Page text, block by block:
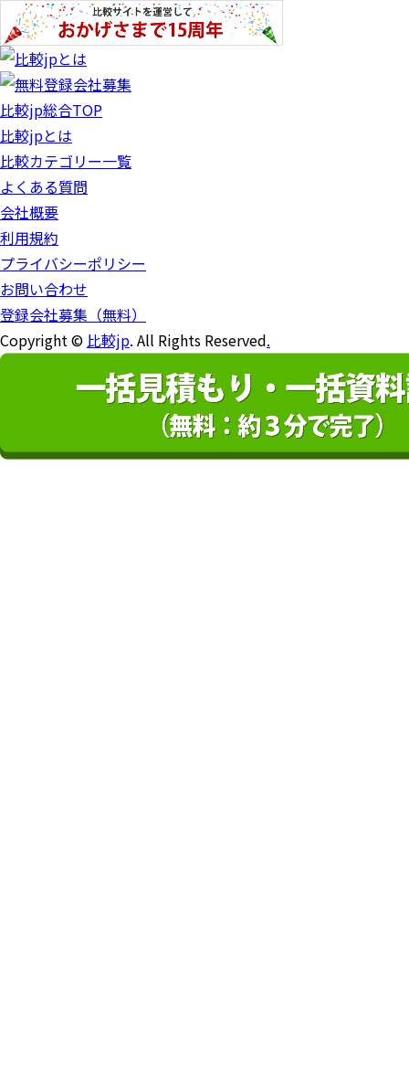
比較jp総合TOP
比較jpとは
比較カテゴリー一覧
よくある質問
会社概要
利用規約
プライバシーポリシー
お問い合わせ
登録会社募集（無料）
Copyright ©比較jp. All Rights Reserved.